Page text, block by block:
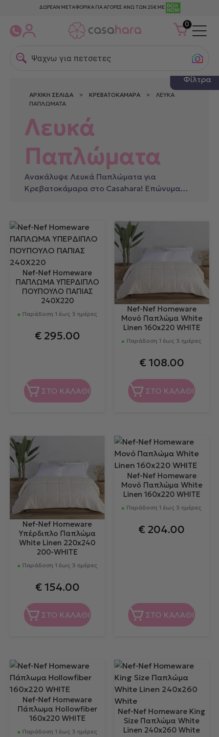
ΔΩΡΕΑΝ ΜΕΤΑΦΟΡΙΚΑ ΓΙΑ ΑΓΟΡΕΣ ΑΝΩ ΤΩΝ 25€ ΜΕ
0
Ψαχνω για πετσετες θαλα
ΑΡΧΙΚΉ ΣΕΛΊΔΑ > ΚΡΕΒΑΤΟΚΆΜΑΡΑ > ΛΕΥΚΆ
ΠΑΠΛΏΜΑΤΑ
Λευκά
Παπλώματα
Ανακάλυψε Λευκά Παπλώματα για
Κρεβατοκάμαρα στο Casahara! Επώνυμα
Nef-Nef Homeware
ΠΑΠΛΩΜΑ ΥΠΕΡΔΙΠΛΟ
ΠΟΥΠΟΥΛΟ ΠΑΠΙΑΣ
240X220
Παράδοση 1 έως 3 ημέρες
€295.00
ΣΤΟ ΚΑΛΑΘΙ
Nef-Nef Homeware
Μονό Παπλώμα White
Linen 160x220 WHITE
Παράδοση 1 έως 3 ημέρες
€108.00
ΣΤΟ ΚΑΛΑΘΙ
Nef-Nef Homeware
Υπέρδιπλο Παπλώμα
White Linen 220x240
200-WHITE
Παράδοση 1 έως 3 ημέρες
€154.00
ΣΤΟ ΚΑΛΑΘΙ
Nef-Nef Homeware
Μονό Παπλώμα White
Linen 160x220 WHITE
Παράδοση 1 έως 3 ημέρες
€ 204.00
ΣΤΟ ΚΑΛΑΘΙ
Nef-Nef Homeware
Πάπλωμα Hollowfiber
160x220 WHITE
Παράδοση 1 έως 3 ημέρες
Nef-Nef Homeware King
Size Παπλώμα White
Linen 240x260 White
Φίλτρα